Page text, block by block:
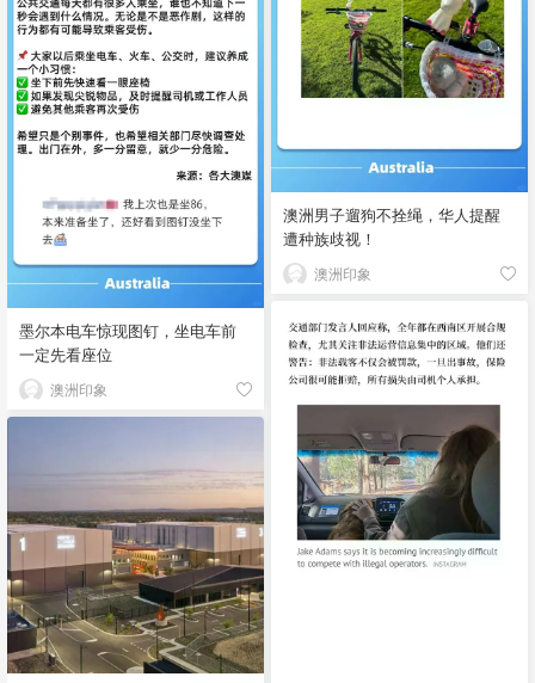
澳洲男子遛狗不拴绳，华人提醒
遭种族歧视！
澳洲印象
墨尔本电车惊现图钉，坐电车前
一定先看座位
澳洲印象